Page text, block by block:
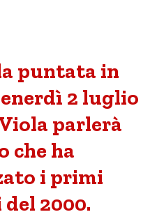
puntata in
2 luglio
parlerà
che ha
i primi
2000.